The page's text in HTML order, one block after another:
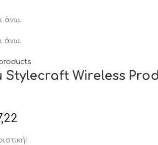
άνω.
άνω.
Stylecraft Wireless